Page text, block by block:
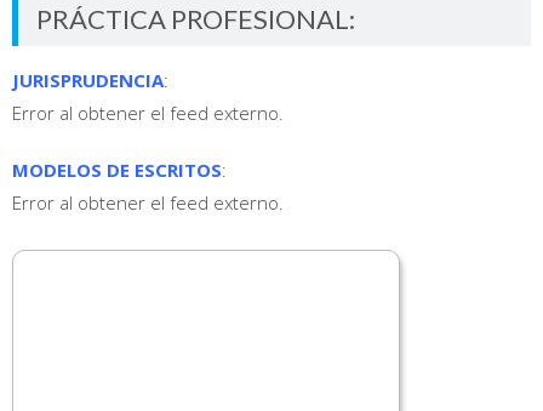
PRÁCTICA PROFESIONAL:
JURISPRUDENCIA:
Error al obtener el feed externo.
MODELOS DE ESCRITOS:
Error al obtener el feed externo.